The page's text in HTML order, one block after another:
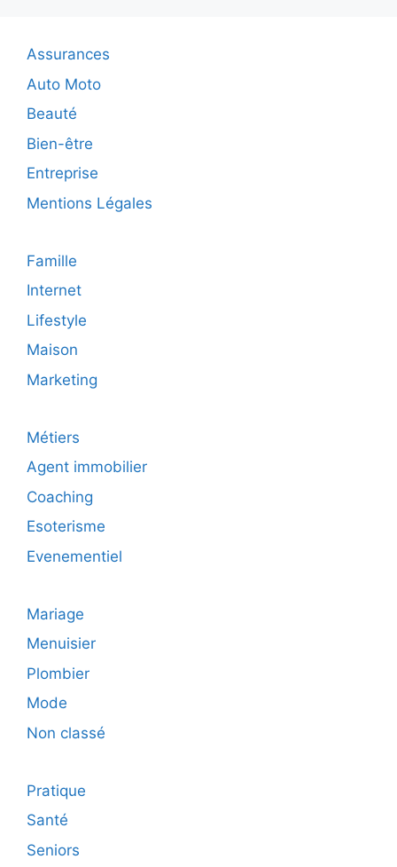
Assurances
Auto Moto
Beauté
Bien-être
Entreprise
Mentions Légales
Famille
Internet
Lifestyle
Maison
Marketing
Métiers
Agent immobilier
Coaching
Esoterisme
Evenementiel
Mariage
Menuisier
Plombier
Mode
Non classé
Pratique
Santé
Seniors